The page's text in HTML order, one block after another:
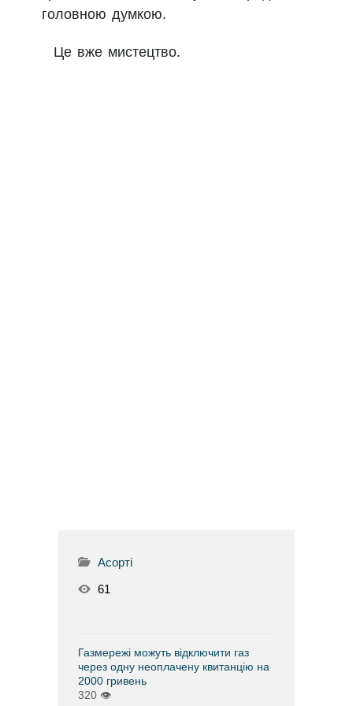
головною думкою.
Це вже мистецтво.
Асорті
61
Газмережі можуть відключити газ
через одну неоплачену квитанцію на
2000 гривень
320 👁